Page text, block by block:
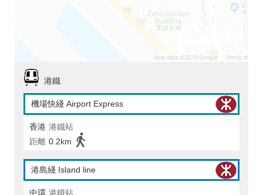
港鐵
機場快綫 Airport Express
香港 港鐵站
距離 0.2km
港島綫 Island line
中環 港鐵站